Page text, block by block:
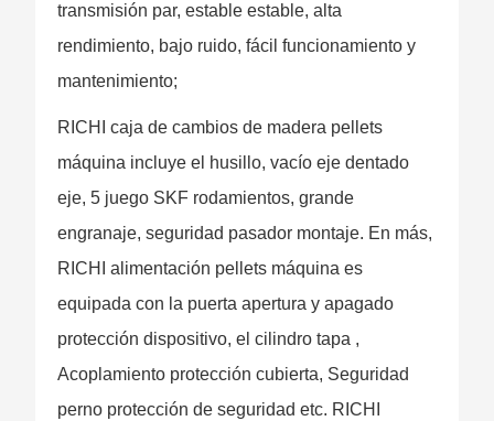
transmisión par, estable estable, alta
rendimiento, bajo ruido, fácil funcionamiento y
mantenimiento;
RICHI caja de cambios de madera pellets
máquina incluye el husillo, vacío eje dentado
eje, 5 juego SKF rodamientos, grande
engranaje, seguridad pasador montaje. En más,
RICHI alimentación pellets máquina es
equipada con la puerta apertura y apagado
protección dispositivo, el cilindro tapa ,
Acoplamiento protección cubierta, Seguridad
perno protección de seguridad etc. RICHI